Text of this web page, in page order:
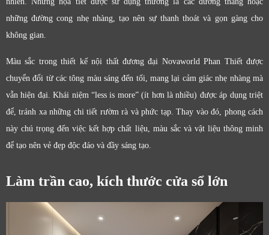
những đường cong nhẹ nhàng, tạo nên sự thanh thoát và gọn gàng cho
không gian.
Màu sắc trong thiết kế nội thất đương đại Novaworld Phan Thiết được
chuyển đổi từ các tông màu sáng đến tối, mang lại cảm giác nhẹ nhàng mà
vẫn hiện đại. Khái niệm “less is more” (ít hơn là nhiều) được áp dụng triệt
để, tránh xa những chi tiết rườm rà và phức tạp. Thay vào đó, phong cách
này chú trọng đến việc kết hợp chất liệu, màu sắc và vật liệu thông minh
để tạo nên vẻ đẹp độc đáo và đầy sáng tạo.
Làm trần cao, kích thước cửa sổ lớn